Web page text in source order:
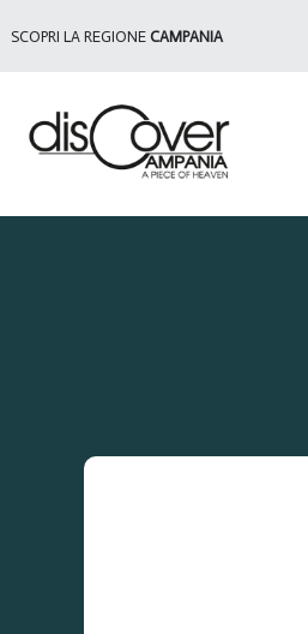
SCOPRI LA REGIONE CAMPANIA